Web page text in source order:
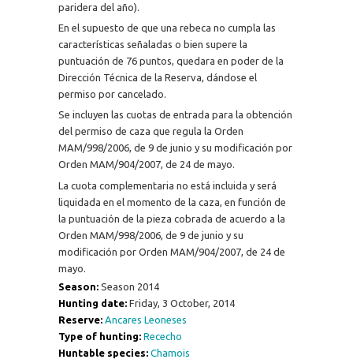
paridera del año).
En el supuesto de que una rebeca no cumpla las
características señaladas o bien supere la
puntuación de 76 puntos, quedara en poder de la
Dirección Técnica de la Reserva, dándose el
permiso por cancelado.
Se incluyen las cuotas de entrada para la obtención
del permiso de caza que regula la Orden
MAM/998/2006, de 9 de junio y su modificación por
Orden MAM/904/2007, de 24 de mayo.
La cuota complementaria no está incluida y será
liquidada en el momento de la caza, en función de
la puntuación de la pieza cobrada de acuerdo a la
Orden MAM/998/2006, de 9 de junio y su
modificación por Orden MAM/904/2007, de 24 de
mayo.
Season: Season 2014
Hunting date: Friday, 3 October, 2014
Reserve: Ancares Leoneses
Type of hunting: Rececho
Huntable species: Chamois